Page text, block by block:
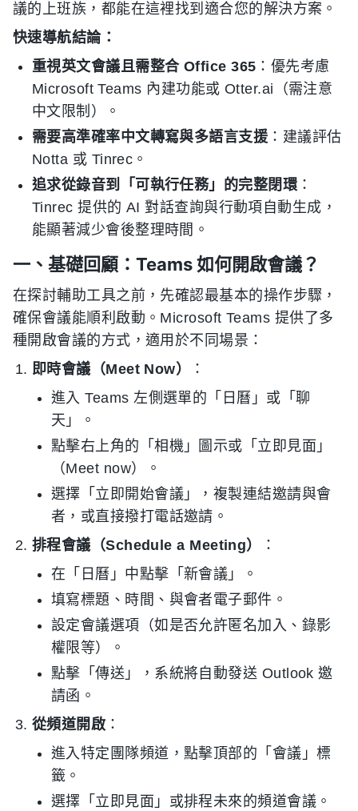
議的上班族，都能在這裡找到適合您的解決方案。
快速導航結論：
重視英文會議且需整合 Office 365 ：優先考慮
Microsoft Teams 內建功能或 Otter.ai（需注意
中文限制）。
需要高準確率中文轉寫與多語言支援 ：建議評估
Notta 或 Tinrec。
追求從錄音到「可執行任務」的完整閉環 ：
Tinrec 提供的 AI 對話查詢與行動項自動生成，
能顯著減少會後整理時間。
一、基礎回顧：Teams 如何開啟會議？
在探討輔助工具之前，先確認最基本的操作步驟，
確保會議能順利啟動。Microsoft Teams 提供了多
種開啟會議的方式，適用於不同場景：
即時會議（Meet Now）
：
進入 Teams 左側選單的「日曆」或「聊
天」。
點擊右上角的「相機」圖示或「立即見面」
（Meet now）。
選擇「立即開始會議」，複製連結邀請與會
者，或直接撥打電話邀請。
排程會議（Schedule a Meeting）
：
在「日曆」中點擊「新會議」。
填寫標題、時間、與會者電子郵件。
設定會議選項（如是否允許匿名加入、錄影
權限等）。
點擊「傳送」，系統將自動發送 Outlook 邀
請函。
從頻道開啟 ：
進入特定團隊頻道，點擊頂部的「會議」標
籤。
選擇「立即見面」或排程未來的頻道會議。